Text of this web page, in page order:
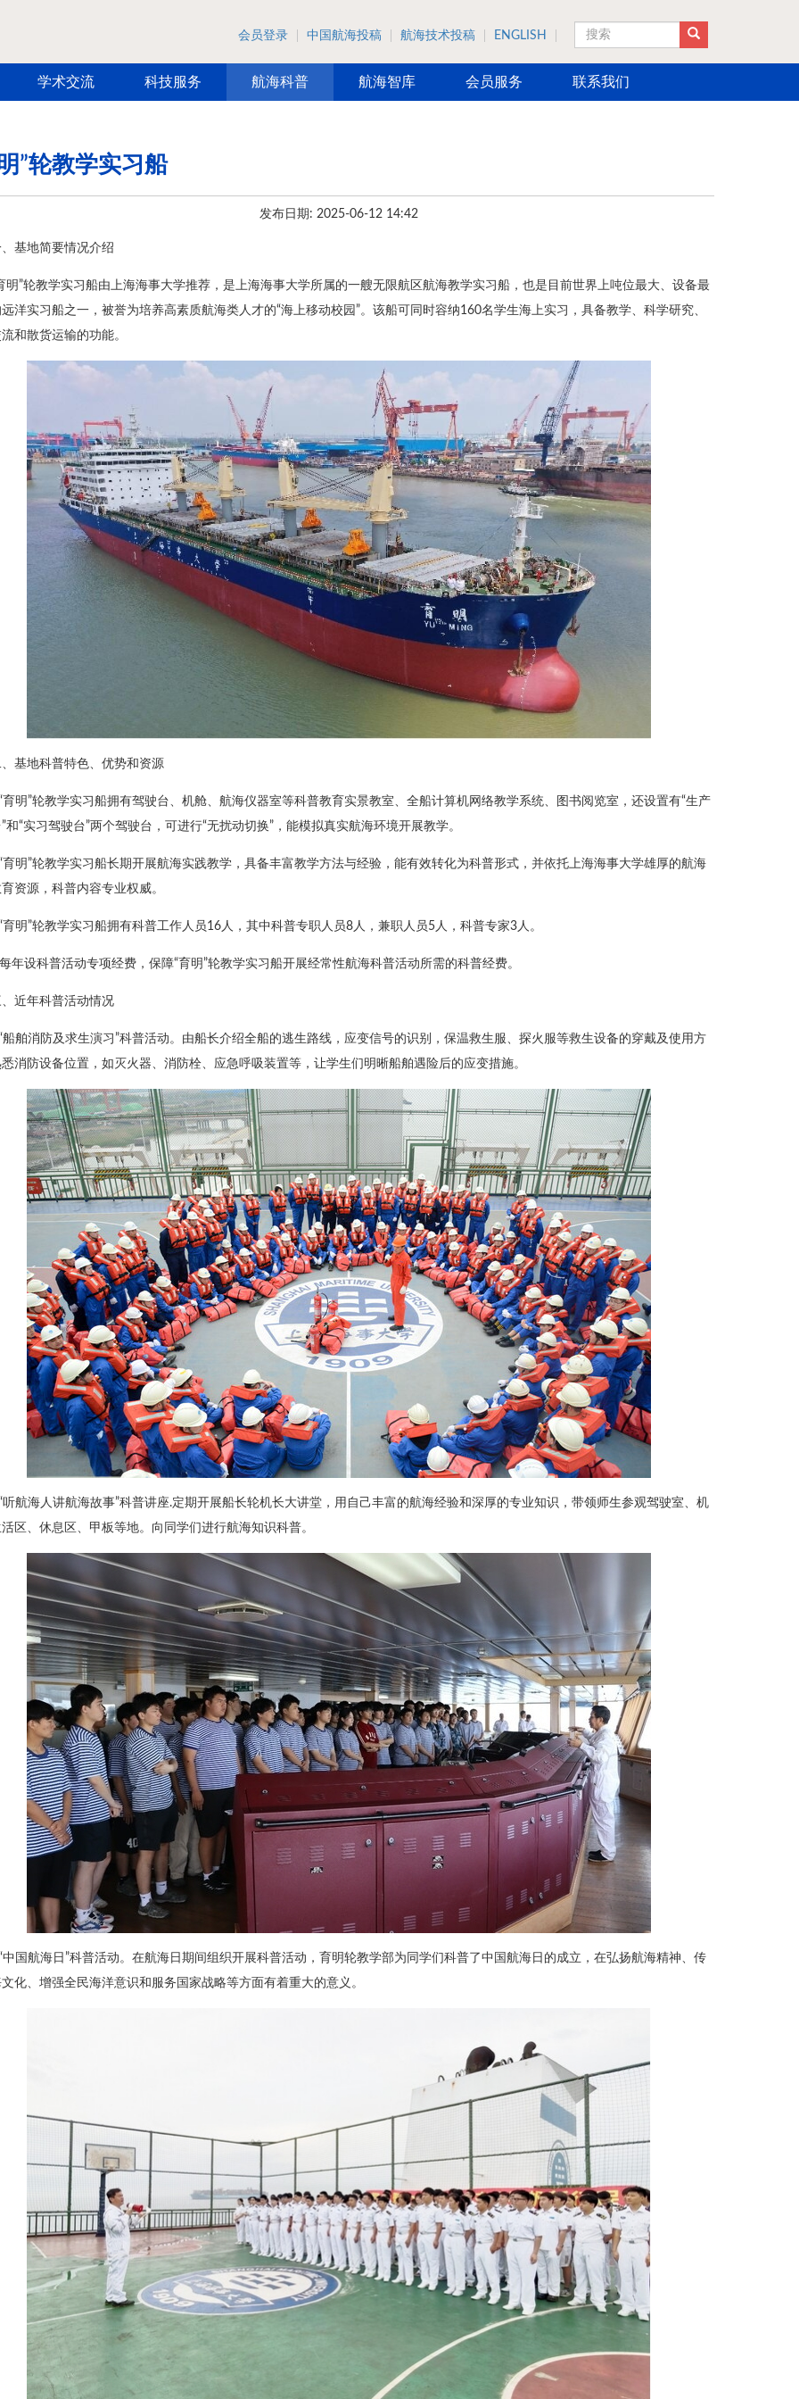
会员登录 中国航海投稿 航海技术投稿 ENGLISH
搜索
学术交流 科技服务 航海科普 航海智库 会员服务 联系我们
”轮教学实习船
发布日期: 2025-06-12 14:42
基地简要情况介绍
明”轮教学实习船由上海海事大学推荐，‌是上海海事大学所属的一艘无限航区航海教学实习船，也是目前世界上吨位最大、设备最
洋实习船之一，被誉为培养高素质航海类人才的“海上移动校园”。该船可同时容纳160名学生海上实习，具备教学、科学研究、
和散货运输的功能。
基地科普特色、优势和资源
育明”轮教学实习船拥有驾驶台、机舱、航海仪器室等科普教育实景教室、全船计算机网络教学系统、图书阅览室，还设置有“生产
和“实习驾驶台”两个驾驶台，可进行“无扰动切换”，能模拟真实航海环境开展教学。
育明”轮教学实习船长期开展航海实践教学，具备丰富教学方法与经验，能有效转化为科普形式，并依托上海海事大学雄厚的航海
资源，科普内容专业权威。
育明”轮教学实习船拥有科普工作人员16人，其中科普专职人员8人，兼职人员5人，科普专家3人。
年设科普活动专项经费，保障“‌育明”轮教学实习船开展经常性航海科普活动所需的科普经费。
近年科普活动情况
船舶消防及求生演习”科普活动。由船长介绍全船的逃生路线，应变信号的识别，保温救生服、探火服等救生设备的穿戴及使用方
消防设备位置，如灭火器、消防栓、应急呼吸装置等，让学生们明晰船舶遇险后的应变措施。
听航海人讲航海故事”科普讲座.定期开展船长轮机长大讲堂，用自己丰富的航海经验和深厚的专业知识，带领师生参观驾驶室、机
区、休息区、甲板等地。向同学们进行航海知识科普。
中国航海日”科普活动。在航海日期间组织开展科普活动，育明轮教学部为同学们科普了中国航海日的成立，在弘扬航海精神、传
化、增强全民海洋意识和服务国家战略等方面有着重大的意义。